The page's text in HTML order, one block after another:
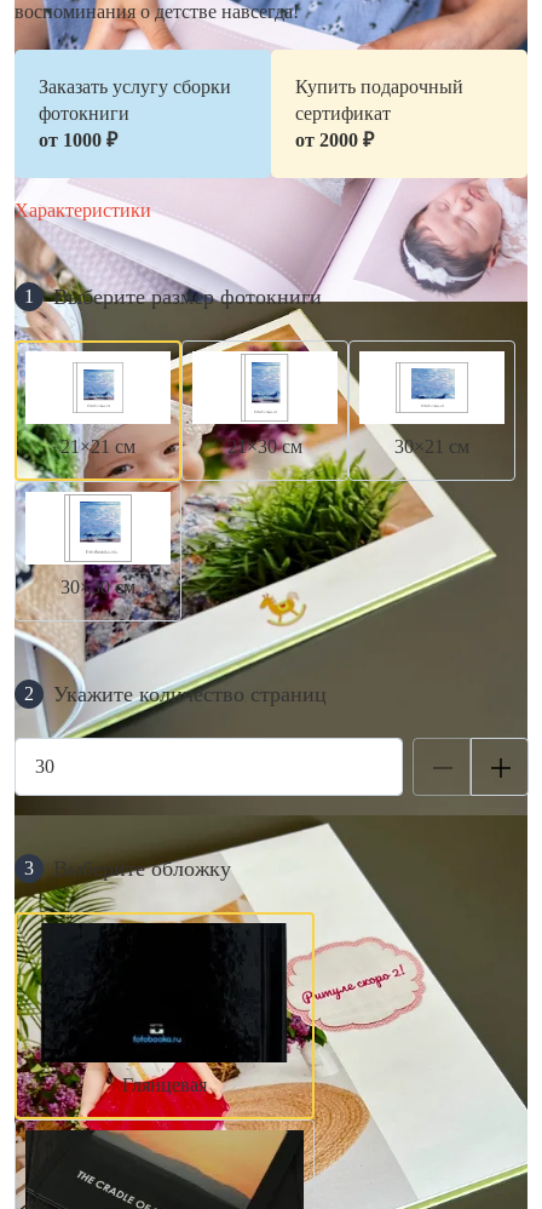
воспоминания о детстве навсегда!
Заказать услугу сборки
фотокниги
от 1000 ₽
Купить подарочный
сертификат
от 2000 ₽
Характеристики
1 Выберите размер фотокниги
21×21 см 21×30 см 30×21 см
30×30 см
2 Укажите количество страниц
3 Выберите обложку
Глянцевая